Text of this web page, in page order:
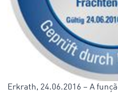
Erkrath, 24.06.2016 – A